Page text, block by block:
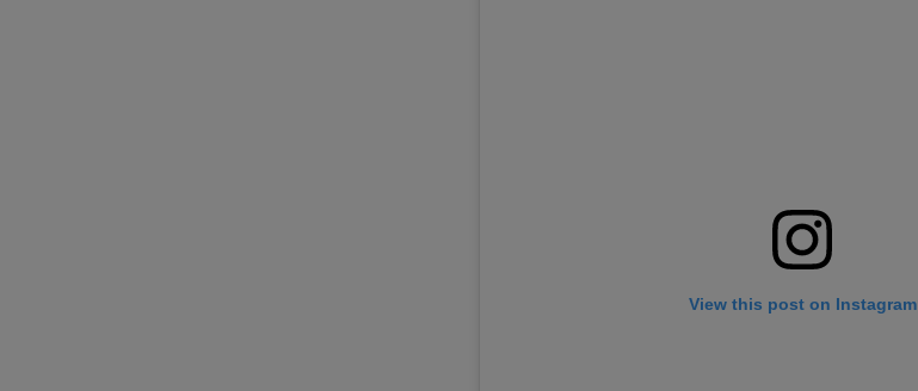
View this post on Instagram